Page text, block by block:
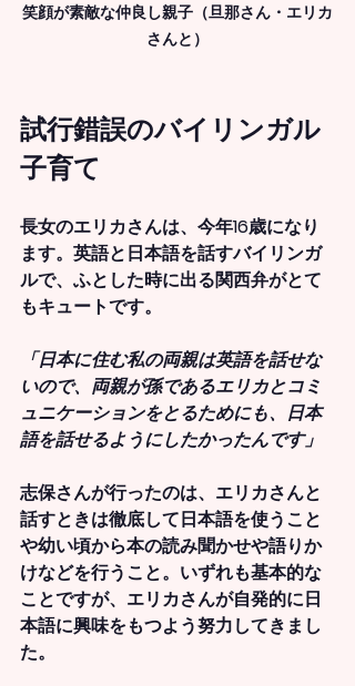
笑顔が素敵な仲良し親子（旦那さん・エリカ
さんと）
試行錯誤のバイリンガル
子育て
長女のエリカさんは、今年16歳になり
ます。英語と日本語を話すバイリンガ
ルで、ふとした時に出る関西弁がとて
もキュートです。
「日本に住む私の両親は英語を話せな
いので、両親が孫であるエリカとコミ
ュニケーションをとるためにも、日本
語を話せるようにしたかったんです」
志保さんが行ったのは、エリカさんと
話すときは徹底して日本語を使うこと
や幼い頃から本の読み聞かせや語りか
けなどを行うこと。いずれも基本的な
ことですが、エリカさんが自発的に日
本語に興味をもつよう努力してきまし
た。